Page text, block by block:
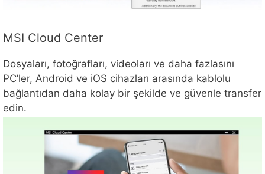
MSI Cloud Center
Dosyaları, fotoğrafları, videoları ve daha fazlasını
PC’ler, Android ve iOS cihazları arasında kablolu
bağlantıdan daha kolay bir şekilde ve güvenle transfer
edin.